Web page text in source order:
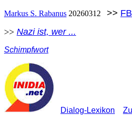
Markus S. Rabanus 20260312 >>
>> Nazi ist, wer ...
Schimpfwort
Dialog-Lexikon